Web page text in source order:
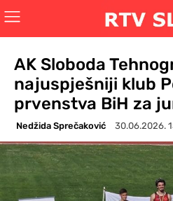
AK Sloboda
najuspješniji klub
prvenstva BiH za
Nedžida Sprečaković 30.06.2026.